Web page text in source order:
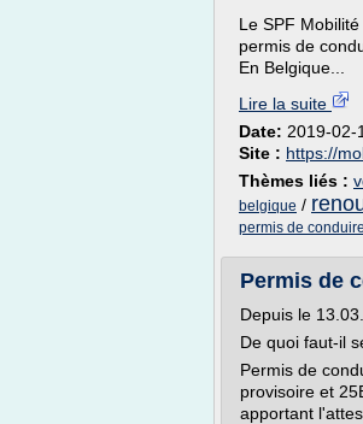
Le SPF
permis de
En Belgique...
Lire la suite
Date: 2019-02-
Site : https://
Thèmes liés :
belgique /
permis de
Permis de
Depuis le
De quoi faut-il
Permis de
provisoire et
apportant